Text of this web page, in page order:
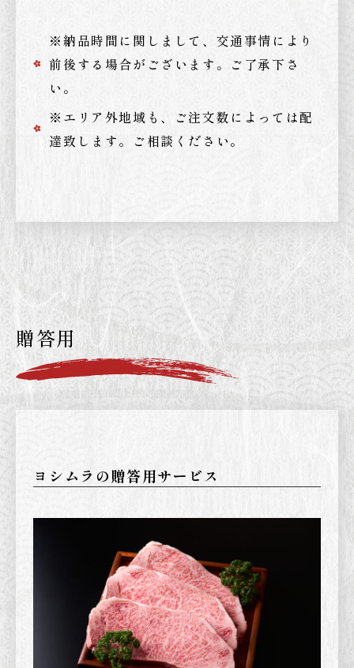
※納品時間に関しまして、交通事情により
前後する場合がございます。ご了承下さ
い。
※エリア外地域も、ご注文数によっては配
達致します。ご相談ください。
贈答用
ヨシムラの贈答用サービス